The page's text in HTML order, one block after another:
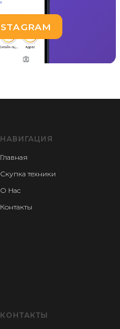
НАВИГАЦИЯ
Главная
Скупка техники
О Нас
Контакты
КОНТАКТЫ